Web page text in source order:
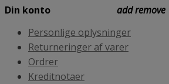
addremove
Personlige oplysninger
Returneringer af varer
Ordrer
Kreditnotaer